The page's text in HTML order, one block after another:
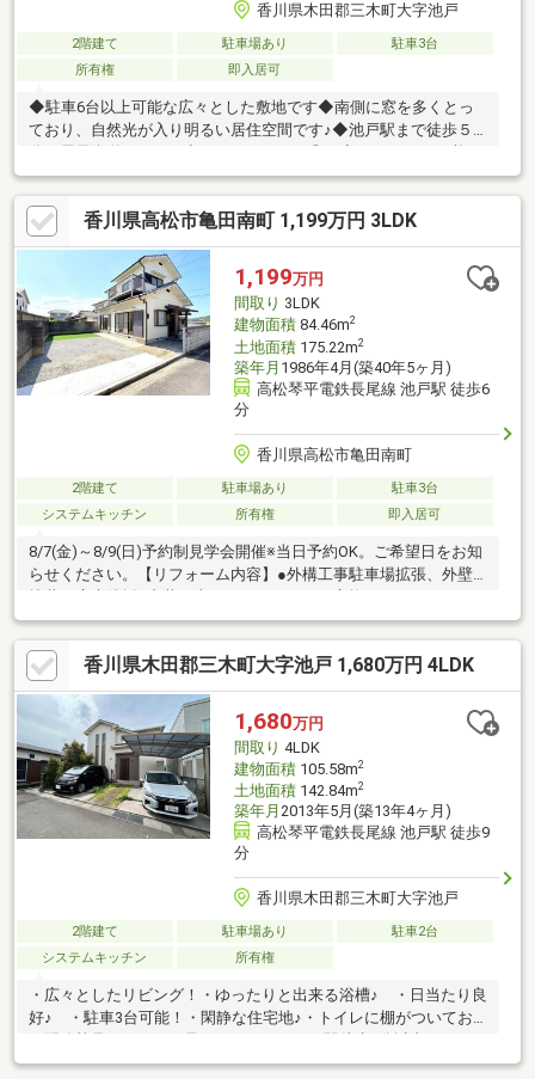
香川県木田郡三木町大字池戸
2階建て 駐車場あり
駐車3台
所有権
即入居可
◆駐車6台以上可能な広々とした敷地です◆南側に窓を多くとっ
ており、自然光が入り明るい居住空間です♪◆池戸駅まで徒歩５
ですので、併せてご相談承ります！◆隣地越境部分があります。
現地にてご説明させていただきます。
香川県高松市亀田南町 1,199万円 3LDK
1,199万円
間取り 3LDK
建物面積84.46m2
土地面積175.22m2
築年月 1986年4月(築40年5ヶ月)
高松琴平電鉄長尾線 池戸駅 徒歩6
分
香川県高松市亀田南町
2階建て 駐車場あり
駐車3台
システムキッチン
所有権 即入居可
8/7(金)～8/9(日)予約制見学会開催※当日予約OK。ご希望日をお知
らせください。【リフォーム内容】●外構工事駐車場拡張、外壁
交換、温水洗浄便座トイレ交換、洗面化粧台交換、クロス張替
え、フロアタイル上張り、クローゼット交換、シューズボックス
交換、給湯器交換、インターホン設置、火災警報器設置、照明
LED交換【おすすめポイント】・雨漏り、構造上主要な部分の欠
陥や・腐食、給排水管の故障や漏水についてお引渡しより２年間
保証・シロアリ防除工事施工後5年間保証・返済額や融資可能額な
ど、お客様の
香川県木田郡三木町大字池戸 1,680万円 4LDK
1,680万円
間取り 4LDK
建物面積105.58m2
土地面積142.84m2
築年月 2013年5月(築13年4ヶ月)
高松琴平電鉄長尾線 池戸駅 徒歩9
分
香川県木田郡三木町大字池戸
2階建て 駐車場あり
駐車2台
システムキッチン
所有権
・広々としたリビング！・ゆったりと出来る浴槽♪ ・日当たり良
好♪ ・駐車3台可能！・閑静な住宅地♪・トイレに棚がついてお
1100ｍ圏内にショッピングセンターあり！・県道10号線にも近く